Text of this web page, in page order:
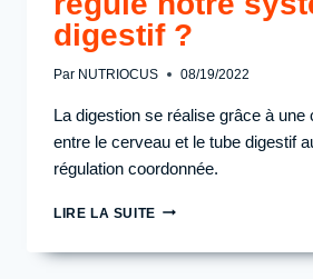
digestif ?
Par NUTRIOCUS 08/19/2022
La digestion se réalise grâce à une
entre le cerveau et le tube digestif
régulation coordonnée.
LIRE LA SUITECOMMENT
CERVEAU